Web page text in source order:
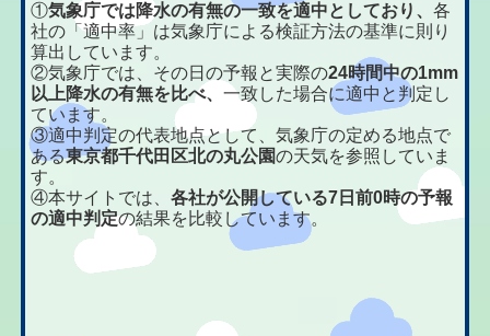
①気象庁では降水の有無の一致を適中としており、各
社の「適中率」は気象庁による検証方法の基準に則り
算出しています。
②気象庁では、その日の予報と実際の24時間中の1mm
以上降水の有無を比べ、一致した場合に適中と判定し
ています。
③適中判定の代表地点として、気象庁の定める地点で
ある東京都千代田区北の丸公園の天気を参照していま
す。
④本サイトでは、各社が公開している7日前0時の予報
の適中判定の結果を比較しています。